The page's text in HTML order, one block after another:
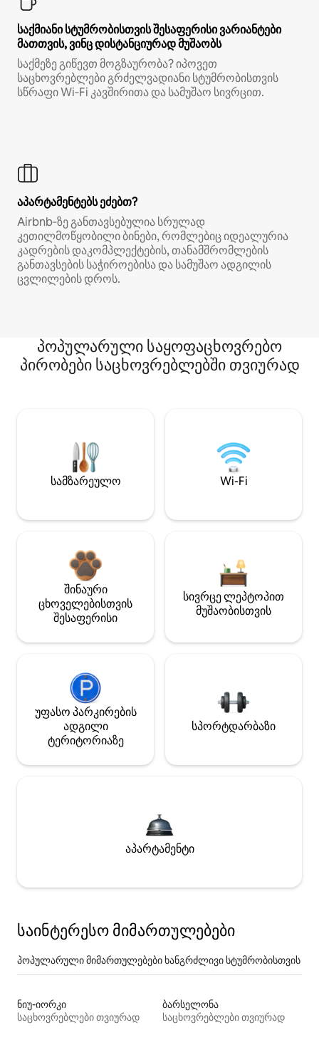
საქმიანი სტუმრობისთვის შესაფერისი ვარიანტები
მათთვის, ვინც დისტანციურად მუშაობს
საქმეზე გიწევთ მოგზაურობა? იპოვეთ
საცხოვრებლები გრძელვადიანი სტუმრობისთვის
სწრაფი Wi‑Fi კავშირითა და სამუშაო სივრცით.
აპარტამენტებს ეძებთ?
Airbnb‑ზე განთავსებულია სრულად
კეთილმოწყობილი ბინები, რომლებიც იდეალურია
კადრების დაკომპლექტების, თანამშრომლების
განთავსების საჭიროებისა და სამუშაო ადგილის
ცვლილების დროს.
პოპულარული საყოფაცხოვრებო
პირობები საცხოვრებლებში თვიურად
სამზარეულო Wi-Fi
შინაური
ცხოველებისთვის
შესაფერისი
სივრცე ლეპტოპით
მუშაობისთვის
უფასო პარკირების
ადგილი
ტერიტორიაზე
სპორტდარბაზი
აპარტამენტი
საინტერესო მიმართულებები
პოპულარული მიმართულებები ხანგრძლივი სტუმრობისთვის
ნიუ-იორკი
საცხოვრებლები თვიურად
ბარსელონა
საცხოვრებლები თვიურად